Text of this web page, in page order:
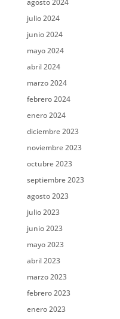
agosto 2024
julio 2024
junio 2024
mayo 2024
abril 2024
marzo 2024
febrero 2024
enero 2024
diciembre 2023
noviembre 2023
octubre 2023
septiembre 2023
agosto 2023
julio 2023
junio 2023
mayo 2023
abril 2023
marzo 2023
febrero 2023
enero 2023